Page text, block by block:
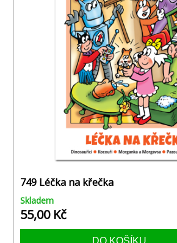
749 Léčka na křečka
Skladem
55,00 Kč